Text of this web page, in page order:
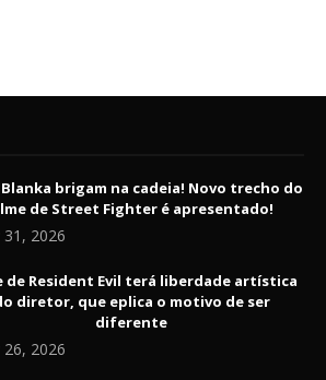
Blanka brigam na cadeia! Novo trecho do
de Street Fighter é apresentado!
31, 2026
de Resident Evil terá liberdade artística
diretor, que eplica o motivo de ser
diferente
26, 2026